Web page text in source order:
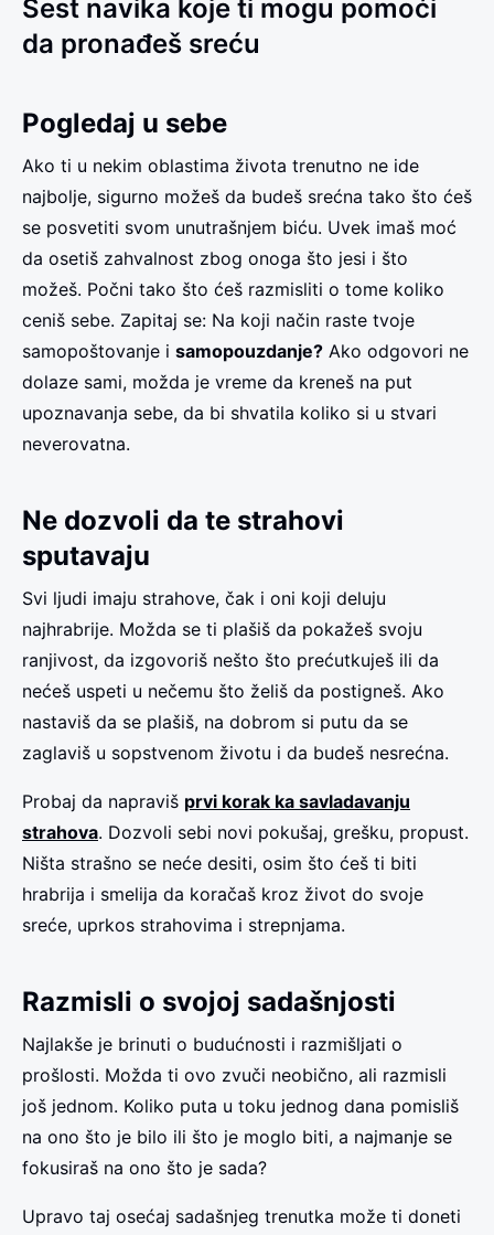
Šest navika koje ti mogu pomoći
da pronađeš sreću
Pogledaj u sebe
Ako ti u nekim oblastima života trenutno ne ide
najbolje, sigurno možeš da budeš srećna tako što ćeš
se posvetiti svom unutrašnjem biću. Uvek imaš moć
da osetiš zahvalnost zbog onoga što jesi i što
možeš. Počni tako što ćeš razmisliti o tome koliko
ceniš sebe. Zapitaj se: Na koji način raste tvoje
samopoštovanje i samopouzdanje? Ako odgovori ne
dolaze sami, možda je vreme da kreneš na put
upoznavanja sebe, da bi shvatila koliko si u stvari
neverovatna.
Ne dozvoli da te strahovi
sputavaju
Svi ljudi imaju strahove, čak i oni koji deluju
najhrabrije. Možda se ti plašiš da pokažeš svoju
ranjivost, da izgovoriš nešto što prećutkuješ ili da
nećeš uspeti u nečemu što želiš da postigneš. Ako
nastaviš da se plašiš, na dobrom si putu da se
zaglaviš u sopstvenom životu i da budeš nesrećna.
Probaj da napraviš prvi korak ka savladavanju
strahova. Dozvoli sebi novi pokušaj, grešku, propust.
Ništa strašno se neće desiti, osim što ćeš ti biti
hrabrija i smelija da koračaš kroz život do svoje
sreće, uprkos strahovima i strepnjama.
Razmisli o svojoj sadašnjosti
Najlakše je brinuti o budućnosti i razmišljati o
prošlosti. Možda ti ovo zvuči neobično, ali razmisli
još jednom. Koliko puta u toku jednog dana pomisliš
na ono što je bilo ili što je moglo biti, a najmanje se
fokusiraš na ono što je sada?
Upravo taj osećaj sadašnjeg trenutka može ti doneti